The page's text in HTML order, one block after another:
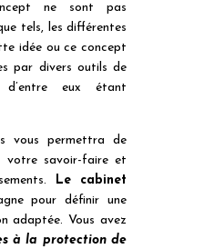
ne sont pas
tels, les différentes
idée ou ce concept
par divers outils de
d’entre eux étant
vous permettra de
votre savoir-faire et
Le cabinet
pour définir une
adaptée. Vous avez
à la protection de